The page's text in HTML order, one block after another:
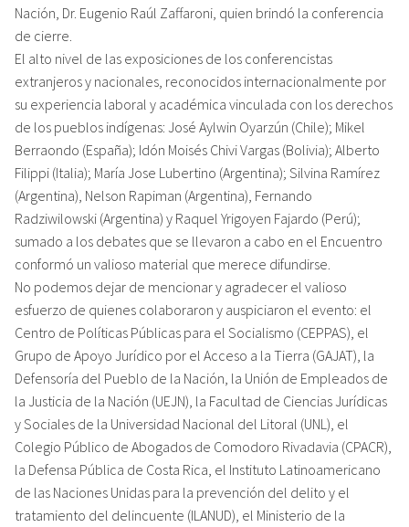
Nación, Dr. Eugenio Raúl Zaffaroni, quien brindó la conferencia
de cierre.
El alto nivel de las exposiciones de los conferencistas
extranjeros y nacionales, reconocidos internacionalmente por
su experiencia laboral y académica vinculada con los derechos
de los pueblos indígenas: José Aylwin Oyarzún (Chile); Mikel
Berraondo (España); Idón Moisés Chivi Vargas (Bolivia); Alberto
Filippi (Italia); María Jose Lubertino (Argentina); Silvina Ramírez
(Argentina), Nelson Rapiman (Argentina), Fernando
Radziwilowski (Argentina) y Raquel Yrigoyen Fajardo (Perú);
sumado a los debates que se llevaron a cabo en el Encuentro
conformó un valioso material que merece difundirse.
No podemos dejar de mencionar y agradecer el valioso
esfuerzo de quienes colaboraron y auspiciaron el evento: el
Centro de Políticas Públicas para el Socialismo (CEPPAS), el
Grupo de Apoyo Jurídico por el Acceso a la Tierra (GAJAT), la
Defensoría del Pueblo de la Nación, la Unión de Empleados de
la Justicia de la Nación (UEJN), la Facultad de Ciencias Jurídicas
y Sociales de la Universidad Nacional del Litoral (UNL), el
Colegio Público de Abogados de Comodoro Rivadavia (CPACR),
la Defensa Pública de Costa Rica, el Instituto Latinoamericano
de las Naciones Unidas para la prevención del delito y el
tratamiento del delincuente (ILANUD), el Ministerio de la